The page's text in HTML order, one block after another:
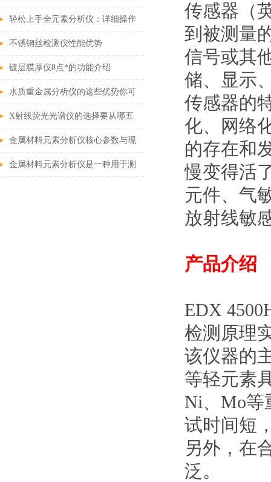
识
轻松上手全元素分析仪：详细操作
指南
不锈钢丝检测仪性能优势
镀层膜厚仪8点*的功能介绍
水质重金属分析仪的这些优势你可
都知道？
X射线荧光光谱仪的选择要从哪五
点入
金属材料元素分析仪核心参数与现
场应用指南
金属材料元素分析仪是一种用于测
传感器（
到被测量
信号或其
储、显示
传感器的
化、网络
的存在和
慢变得活
元件、气
放射线敏
产品介绍
EDX
检测原理
该仪器的
等轻元素
Ni、Mo等
试时间短
另外，在
泛。